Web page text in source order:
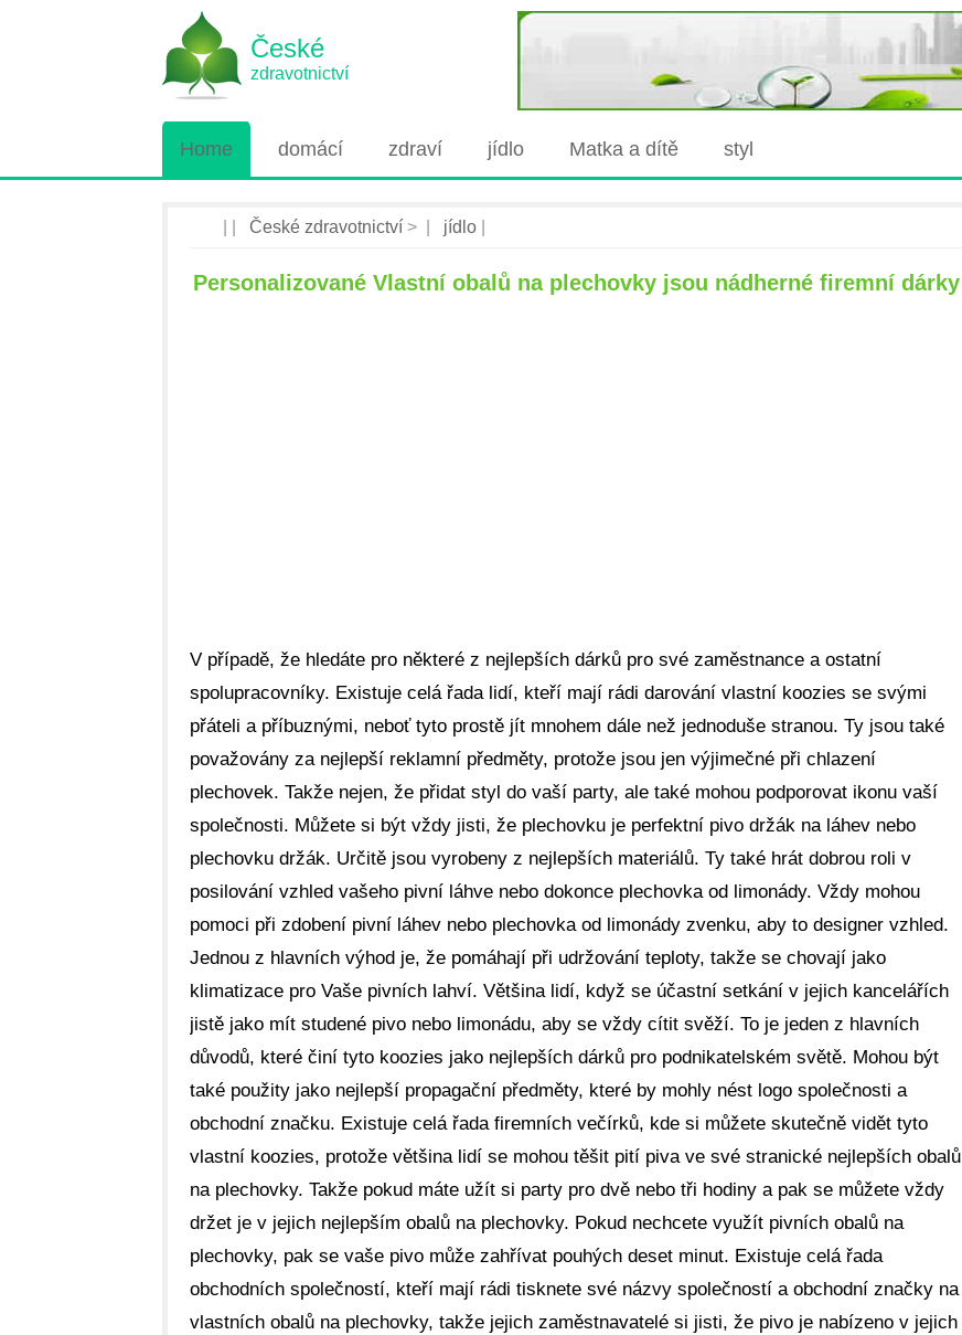
České
zdravotnictví
Home domácí zdraví jídlo Matka a dítě styl
České zdravotnictví > | jídlo
Personalizované Vlastní obalů na plechovky jsou nádherné firemní dárky
V případě, že hledáte pro některé z nejlepších dárků pro své zaměstnance a ostatní
spolupracovníky. Existuje celá řada lidí, kteří mají rádi darování vlastní koozies se svými
přáteli a příbuznými, neboť tyto prostě jít mnohem dále než jednoduše stranou. Ty jsou také
považovány za nejlepší reklamní předměty, protože jsou jen výjimečné při chlazení
plechovek. Takže nejen, že přidat styl do vaší party, ale také mohou podporovat ikonu vaší
společnosti. Můžete si být vždy jisti, že plechovku je perfektní pivo držák na láhev nebo
plechovku držák. Určitě jsou vyrobeny z nejlepších materiálů. Ty také hrát dobrou roli v
posilování vzhled vašeho pivní láhve nebo dokonce plechovka od limonády. Vždy mohou
pomoci při zdobení pivní láhev nebo plechovka od limonády zvenku, aby to designer vzhled.
Jednou z hlavních výhod je, že pomáhají při udržování teploty, takže se chovají jako
klimatizace pro Vaše pivních lahví. Většina lidí, když se účastní setkání v jejich kancelářích
jistě jako mít studené pivo nebo limonádu, aby se vždy cítit svěží. To je jeden z hlavních
důvodů, které činí tyto koozies jako nejlepších dárků pro podnikatelském světě. Mohou být
také použity jako nejlepší propagační předměty, které by mohly nést logo společnosti a
obchodní značku. Existuje celá řada firemních večírků, kde si můžete skutečně vidět tyto
vlastní koozies, protože většina lidí se mohou těšit pití piva ve své stranické nejlepších obalů
na plechovky. Takže pokud máte užít si party pro dvě nebo tři hodiny a pak se můžete vždy
držet je v jejich nejlepším obalů na plechovky. Pokud nechcete využít pivních obalů na
plechovky, pak se vaše pivo může zahřívat pouhých deset minut. Existuje celá řada
obchodních společností, kteří mají rádi tisknete své názvy společností a obchodní značky na
vlastních obalů na plechovky, takže jejich zaměstnavatelé si jisti, že pivo je nabízeno v jejich